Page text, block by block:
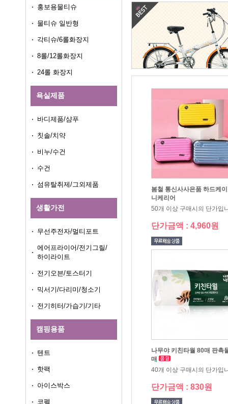
홍보용물티슈
물티슈 일반형
각티슈/6롤화장지
8롤/12롤화장지
24롤 화장지
욕실제품
바디제품/샴푸
칫솔/치약
비누/수건
수건
섬유탈취제/그외제품
생활가전
무선주전자/멀티포트
하이라이트
전기오븐/토스터기
믹서기/다리미/청소기
전기히터/가습기/기타
캠핑용품
텐트
핫팩
아이스박스
코펠
니케리어
50개 이상 구매시의 단가입
단가금액 : 4,960원
매
40개 이상 구매시의 단가입
단가금액 : 830원